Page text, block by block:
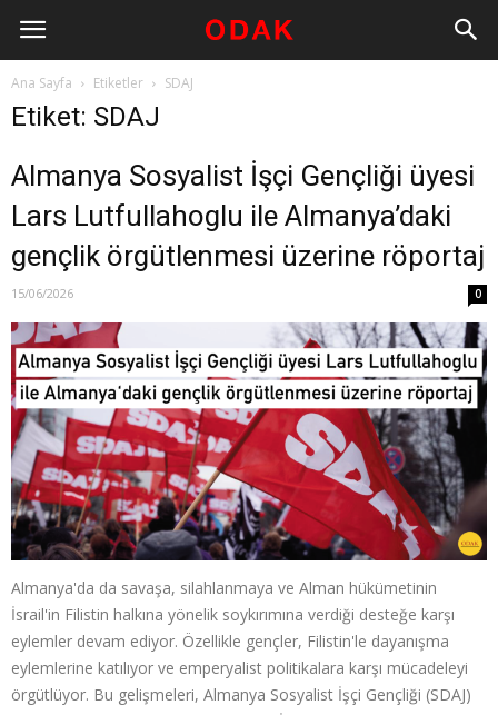
Ana Sayfa Etiketler SDAJ
Etiket: SDAJ
Almanya Sosyalist İşçi Gençliği üyesi
Lars Lutfullahoglu ile Almanya’daki
gençlik örgütlenmesi üzerine röportaj
15/06/2026 0
Almanya'da da savaşa, silahlanmaya ve Alman hükümetinin
İsrail'in Filistin halkına yönelik soykırımına verdiği desteğe karşı
eylemler devam ediyor. Özellikle gençler, Filistin'le dayanışma
eylemlerine katılıyor ve emperyalist politikalara karşı mücadeleyi
örgütlüyor. Bu gelişmeleri, Almanya Sosyalist İşçi Gençliği (SDAJ)